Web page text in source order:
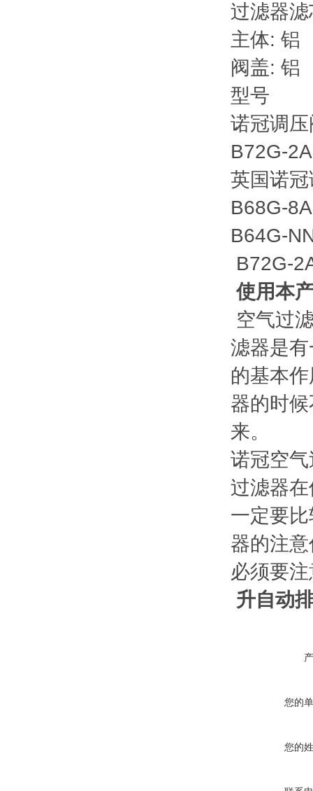
过滤器
主体: 铝
阀盖: 铝
型号
诺冠调
B72G-
英国诺
B68G-
B64G-
B72G-
使用本
空气过
滤器是
的基本
器的时
来。
诺冠空
过滤器
一定要
器的注
必须要
升自动
您的
您的